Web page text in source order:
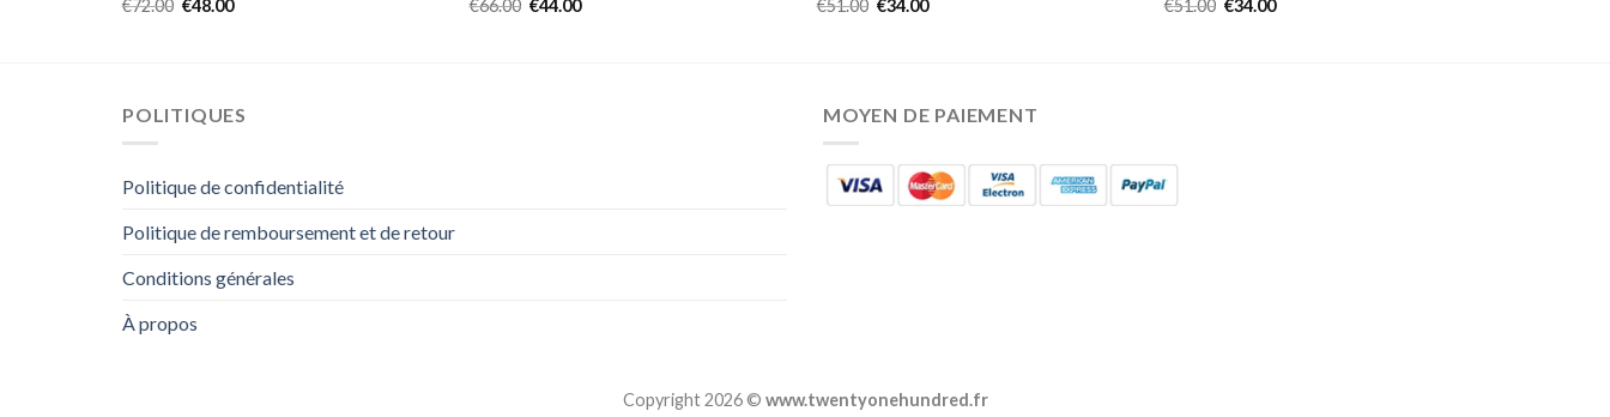
€72.00 €48.00
€66.00 €44.00
€51.00 €34.00
€51.00 €34.00
POLITIQUES
Politique de confidentialité
Politique de remboursement et de retour
Conditions générales
À propos
MOYEN DE PAIEMENT
Copyright 2026 © www.twentyonehundred.fr